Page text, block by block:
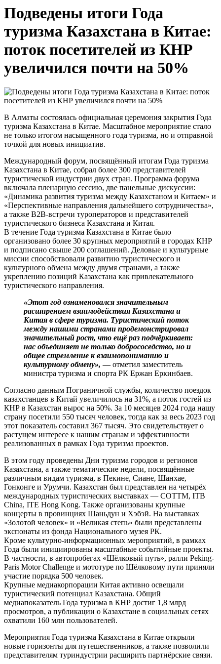
Подведены итоги Года
туризма Казахстана в Китае:
поток посетителей из КНР
увеличился почти на 50%
В Алматы состоялась официальная церемония закрытия Года
туризма Казахстана в Китае. Масштабное мероприятие стало
не только итогом насыщенного года туризма, но и отправной
точкой для новых инициатив.
Международный форум, посвящённый итогам Года туризма
Казахстана в Китае, собрал более 300 представителей
туристической индустрии двух стран. Программа форума
включала пленарную сессию, две панельные дискуссии:
«Динамика развития туризма между Казахстаном и Китаем» и
«Перспективные направления дальнейшего сотрудничества»,
а также B2B-встречи туроператоров и представителей
туристического бизнеса Казахстана и Китая.
В течение Года туризма Казахстана в Китае было
организовано более 30 крупных мероприятий в городах КНР
и подписано свыше 200 соглашений. Деловые и культурные
миссии способствовали развитию туристического и
культурного обмена между двумя странами, а также
укреплению позиций Казахстана как привлекательного
туристического направления.
«Этот год ознаменовался значительным
расширением взаимодействия Казахстана и
Китая в сфере туризма. Туристический поток
между нашими странами продемонстрировал
значительный рост, что ещё раз подчёркивает:
нас объединяет не только добрососедство, но и
общее стремление к взаимопониманию и
культурному обмену», — отметил заместитель
министра туризма и спорта РК Ержан Еркинбаев.
Согласно данным Пограничной службы, количество поездок
казахстанцев в Китай увеличилось на 31%, а поток гостей из
КНР в Казахстан вырос на 50%. За 10 месяцев 2024 года нашу
страну посетили 550 тысяч человек, тогда как за весь 2023 год
этот показатель составил 367 тысяч. Это свидетельствует о
растущем интересе к нашим странам и эффективности
реализованных в рамках Года туризма проектов.
В этом году проведены Дни туризма городов и регионов
Казахстана, а также тематические недели, посвящённые
различным видам туризма, в Пекине, Сиане, Шанхае,
Гонконге и Урумчи. Казахстан был представлен на четырёх
международных туристических выставках — COTTM, ITB
China, ITE Hong Kong. Также организованы крупные
концерты в провинциях Шаньдун и Хэбэй. На выставках
«Золотой человек» и «Великая степь» были представлены
экспонаты из фонда Национального музея РК.
Кроме культурно-информационных мероприятий, в рамках
Года были инициированы масштабные событийные проекты.
В частности, в автопробегах «Шёлковый путь», ралли Peking-
Paris Motor Challenge и мототуре по Шёлковому пути приняли
участие порядка 500 человек.
Крупные медиакорпорации Китая активно освещали
туристический потенциал Казахстана. Общий
медиапоказатель Года туризма в КНР достиг 1,8 млрд
просмотров, а публикации о Казахстане в социальных сетях
охватили 160 млн пользователей.
Мероприятия Года туризма Казахстана в Китае открыли
новые горизонты для путешественников, а также позволили
представителям туриндустрии расширить партнёрские связи.